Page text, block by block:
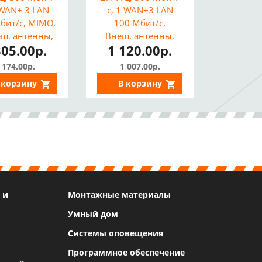
3 LAN
с, MIMO,
антенны,
доступа,
174.00р.
с, 1 WAN+3 LAN
100 Мбит/с,
Внеш. антенны,
Повторитель,
Точка доступа)
1 120.00р.
1 007.00р.
В корзину
и
Монтажные материалы
Умный дом
Системы оповещения
Программное обеспечение